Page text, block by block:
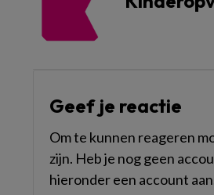
Geef je reactie
Om te kunnen reageren
zijn. Heb je nog geen
hieronder een account